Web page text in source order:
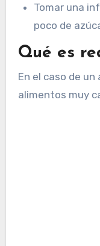
Tomar una
poco de
Qué es
En el caso de
alimentos muy